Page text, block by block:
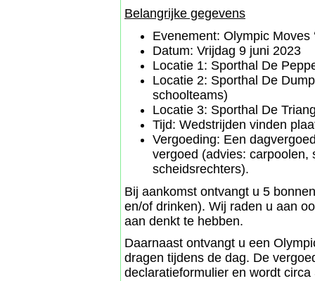
Belangrijke gegevens
Evenement: Olympic Moves
Datum: Vrijdag 9 juni 2023
Locatie 1: Sporthal De
Locatie 2: Sporthal De
schoolteams)
Locatie 3: Sporthal De
Tijd: Wedstrijden vinden
Vergoeding: Een
vergoed (advies: carpoolen,
scheidsrechters).
Bij aankomst ontvangt u 5
en/of drinken). Wij raden u aan
aan denkt te hebben.
Daarnaast ontvangt u een
dragen tijdens de dag. De
declaratieformulier en wordt